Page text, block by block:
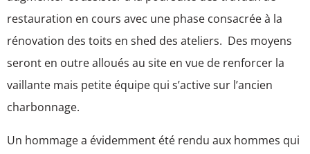
restauration en cours avec une phase consacrée à la
rénovation des toits en shed des ateliers. Des moyens
seront en outre alloués au site en vue de renforcer la
vaillante mais petite équipe qui s’active sur l’ancien
charbonnage.
Un hommage a évidemment été rendu aux hommes qui